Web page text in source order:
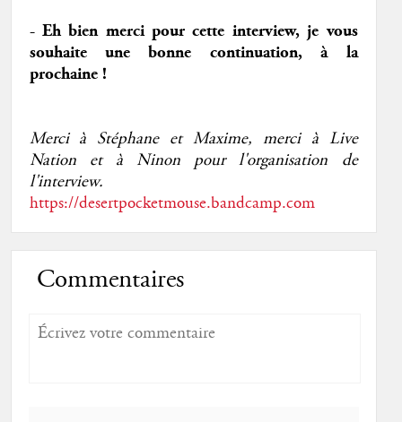
- Eh bien merci pour cette interview, je vous
souhaite une bonne continuation, à la
prochaine !
Merci à Stéphane et Maxime, merci à Live
Nation et à Ninon pour l'organisation de
l'interview.
https://desertpocketmouse.bandcamp.com
Commentaires